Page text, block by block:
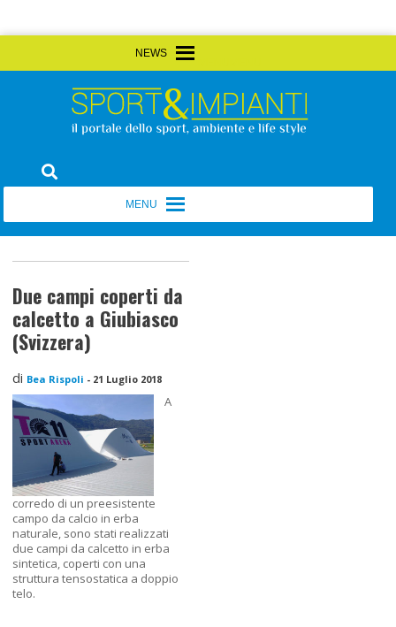
to
Sport&Impianti
Due campi coperti da
calcetto a Giubiasco
(Svizzera)
di Bea Rispoli - 21 Luglio 2018
A
corredo di un preesistente
campo da calcio in erba
naturale, sono stati realizzati
due campi da calcetto in erba
sintetica, coperti con una
struttura tensostatica a doppio
telo.